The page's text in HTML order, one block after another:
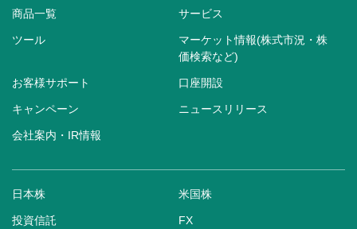
商品一覧 サービス
ツール
マーケット情報(株式市況・株
価検索など)
お客様サポート 口座開設
キャンペーン ニュースリリース
会社案内・IR情報
日本株 米国株
投資信託 FX